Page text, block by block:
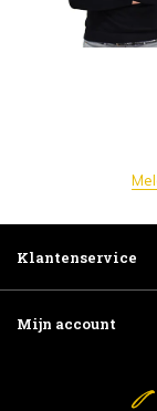
Klantenservice
Mijn account